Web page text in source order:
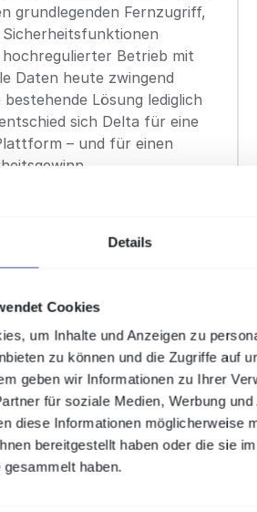
Details
Cookies
um Inhalte und Anzeigen zu
zu können und die Zugriffe auf
geben wir Informationen zu Ihrer
für soziale Medien, Werbung
diese Informationen möglicherweise
bereitgestellt haben oder die sie
haben.
grundlegenden Fernzugriff,
hochregulierter Betrieb mit
Daten heute zwingend
Lösung lediglich
sich Delta für eine
– und für einen
eine
der
zur
Access